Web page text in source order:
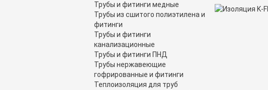
Трубы и фитинги медные
Трубы из сшитого полиэтилена и
фитинги
Трубы и фитинги
канализационные
Трубы и фитинги ПНД
Трубы нержавеющие
гофрированные и фитинги
Теплоизоляция для труб